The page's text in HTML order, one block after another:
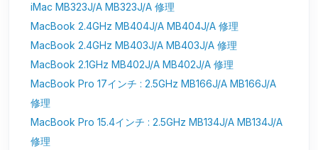
iMac MB323J/A MB323J/A 修理
MacBook 2.4GHz MB404J/A MB404J/A 修理
MacBook 2.4GHz MB403J/A MB403J/A 修理
MacBook 2.1GHz MB402J/A MB402J/A 修理
MacBook Pro 17インチ : 2.5GHz MB166J/A MB166J/A
修理
MacBook Pro 15.4インチ : 2.5GHz MB134J/A MB134J/A
修理